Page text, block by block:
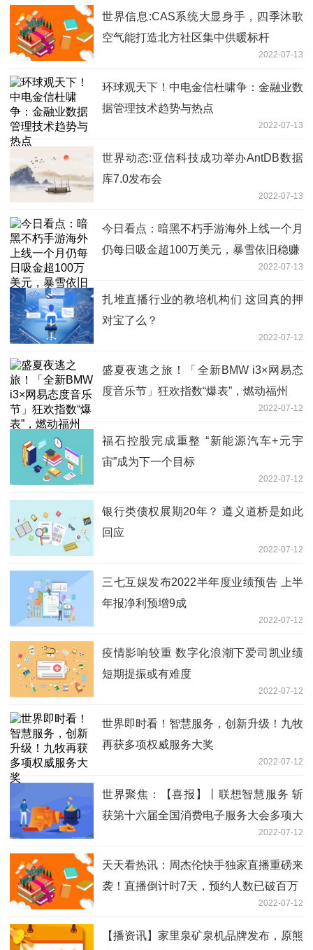
世界信息:CAS系统大显身手，四季沐歌
空气能打造北方社区集中供暖标杆
2022-07-13
环球观天下！中电金信杜啸争：金融业数
据管理技术趋势与热点
2022-07-13
世界动态:亚信科技成功举办AntDB数据
库7.0发布会
2022-07-13
今日看点：暗黑不朽手游海外上线一个月
仍每日吸金超100万美元，暴雪依旧稳赚
2022-07-13
扎堆直播行业的教培机构们 这回真的押
对宝了么？
2022-07-12
盛夏夜逃之旅！「全新BMW i3×网易态
度音乐节」狂欢指数“爆表”，燃动福州
2022-07-12
福石控股完成重整 “新能源汽车+元宇
宙”成为下一个目标
2022-07-12
银行类债权展期20年？ 遵义道桥是如此
回应
2022-07-12
三七互娱发布2022半年度业绩预告 上半
年报净利预增9成
2022-07-12
疫情影响较重 数字化浪潮下爱司凯业绩
短期提振或有难度
2022-07-12
世界即时看！智慧服务，创新升级！九牧
再获多项权威服务大奖
2022-07-12
世界聚焦：【喜报】丨联想智慧服务 斩
获第十六届全国消费电子服务大会多项大
2022-07-12
天天看热讯：周杰伦快手独家直播重磅来
袭！直播倒计时7天，预约人数已破百万
2022-07-12
【播资讯】家里泉矿泉机品牌发布，原熊